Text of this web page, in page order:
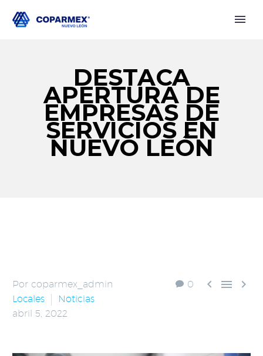
DESTACA
APERTURA DE
EMPRESAS DE
SERVICIOS EN
NUEVO LEÓN
0   
Por coparmex_admin
Locales
Noticias
abril 5, 2022